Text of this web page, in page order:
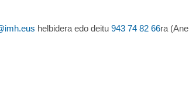
helbidera edo deitu 943 74 82 66ra (Ane